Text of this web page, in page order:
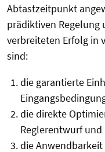
Abtastzeitpunkt
prädiktiven Regelung
verbreiteten Erfolg in
sind:
die garantierte
die direkte
Reglerentwurf und
die